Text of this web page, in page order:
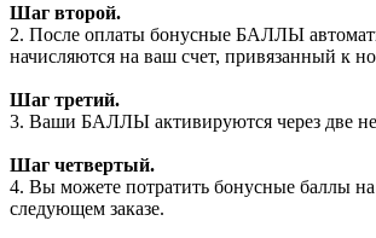
Шаг второй.
2. После оплаты бонусные БАЛЛЫ
начисляются на ваш счет, привязанный к
Шаг третий.
3. Ваши БАЛЛЫ активируются через две
Шаг четвертый.
4. Вы можете потратить бонусные баллы
следующем заказе.